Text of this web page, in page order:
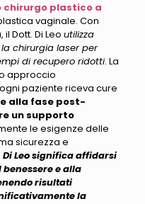
chirurgo plastico a
vaginale. Con
Dott. Di Leo utilizza
chirurgia laser per
di recupero ridotti. La
approccio
paziente riceva cure
alla fase post-
un supporto
le esigenze delle
sicurezza e
Di Leo significa affidarsi
e alla
risultati
la